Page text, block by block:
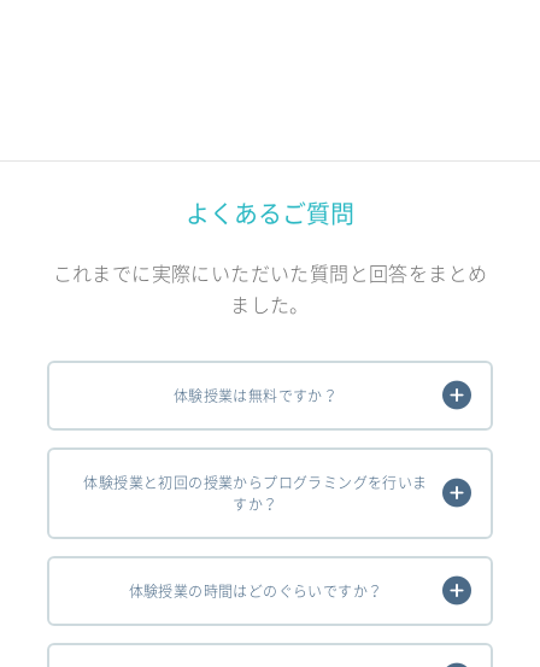
よくあるご質問
これまでに実際にいただいた質問と回答をまとめ
ました。
体験授業は無料ですか？
体験授業と初回の授業からプログラミングを行いま
すか？
体験授業の時間はどのぐらいですか？